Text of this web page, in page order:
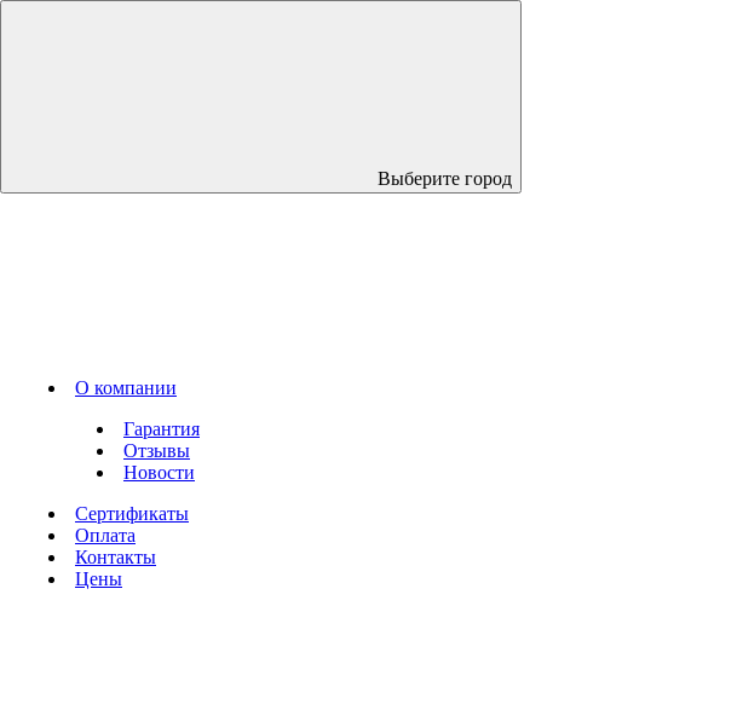
Выберите город
О компании
Гарантия
Отзывы
Новости
Сертификаты
Оплата
Контакты
Цены